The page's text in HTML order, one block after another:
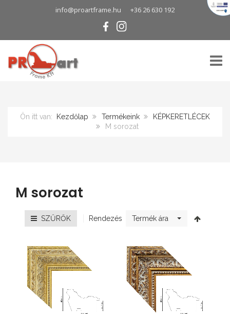
info@proartframe.hu +36 26 630 192
Ön itt van: Kezdőlap Termékeink
KÉPKERETLÉCEK
M sorozat
M sorozat
SZŰRŐK Rendezés Termék ára